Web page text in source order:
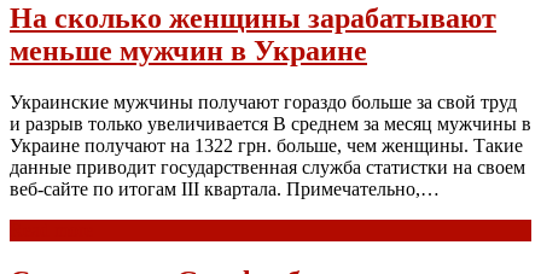
На сколько женщины зарабатывают
меньше мужчин в Украине
Украинские мужчины получают гораздо больше за свой труд
и разрыв только увеличивается В среднем за месяц мужчины в
Украине получают на 1322 грн. больше, чем женщины. Такие
данные приводит государственная служба статистки на своем
веб-сайте по итогам III квартала. Примечательно,…